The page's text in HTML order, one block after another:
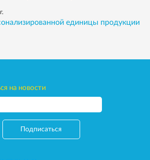
единицы продукции
на новости
Подписаться